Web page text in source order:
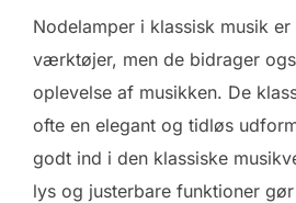
Nodelamper i klassisk musik
værktøjer, men de bidrager
oplevelse af musikken. De
ofte en elegant og tidløs
godt ind i den klassiske
lys og justerbare funktioner